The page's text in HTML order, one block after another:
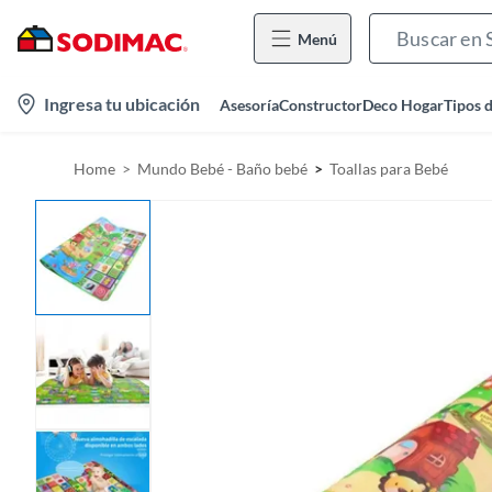
Menú
Ingresa tu ubicación AsesoríaConstructorDeco HogarTipos
Home Mundo Bebé - Baño bebé Toallas para Bebé